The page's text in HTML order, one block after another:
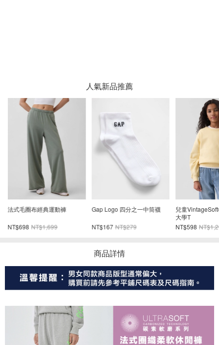
人氣新品推薦
法式毛圈布經典運動褲
NT$698 NT$1,699
Gap Logo 四分之一中筒襪
NT$167 NT$279
兒童
大學T
NT$598
商品詳情